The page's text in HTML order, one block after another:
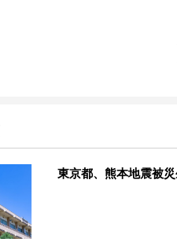
東京都、熊本地震被